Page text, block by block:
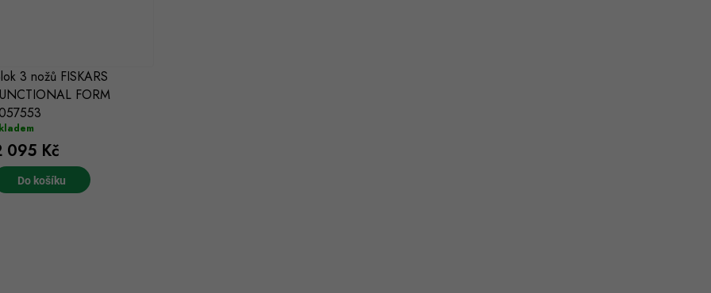
3 nožů FISKARS
FORM
095 Kč
Do košíku